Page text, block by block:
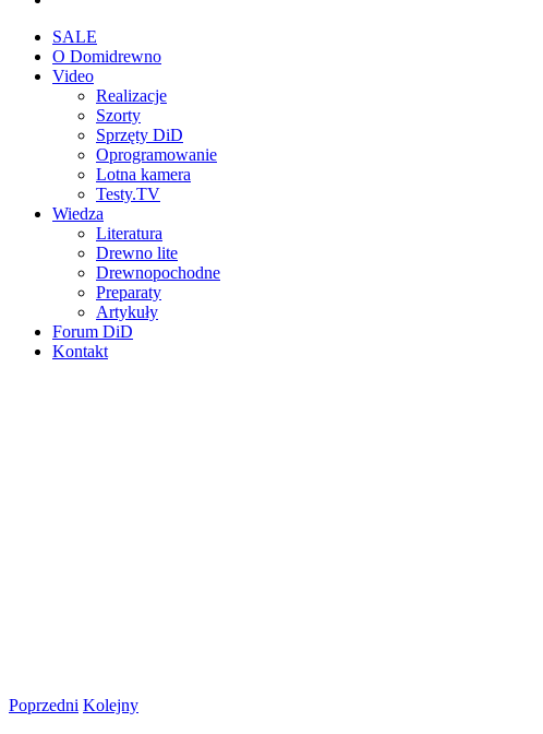
SALE
O Domidrewno
Video
Realizacje
Szorty
Sprzęty DiD
Oprogramowanie
Lotna kamera
Testy.TV
Wiedza
Literatura
Drewno lite
Drewnopochodne
Preparaty
Artykuły
Forum DiD
Kontakt
Poprzedni Kolejny